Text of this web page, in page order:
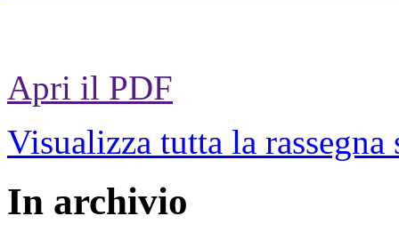
Apri il PDF
Visualizza tutta la rassegna
In archivio